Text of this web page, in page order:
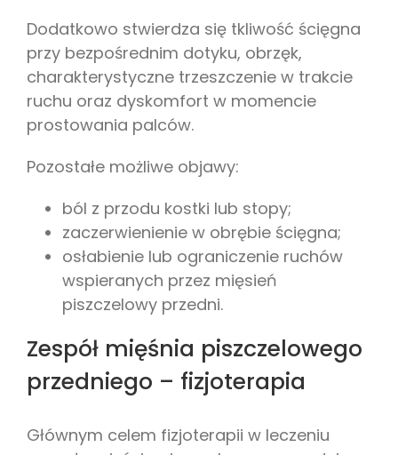
Dodatkowo stwierdza się tkliwość ścięgna
przy bezpośrednim dotyku, obrzęk,
charakterystyczne trzeszczenie w trakcie
ruchu oraz dyskomfort w momencie
prostowania palców.
Pozostałe możliwe objawy:
ból z przodu kostki lub stopy;
zaczerwienienie w obrębie ścięgna;
osłabienie lub ograniczenie ruchów
wspieranych przez mięsień
piszczelowy przedni.
Zespół mięśnia piszczelowego
przedniego – fizjoterapia
Głównym celem fizjoterapii w leczeniu